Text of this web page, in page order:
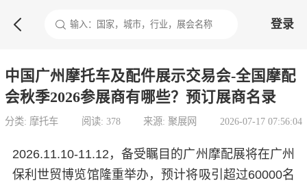
 登录
中国广州摩托车及配件展示交易会-全国摩配
会秋季2026参展商有哪些？预订展商名录
分类: 摩托车 阅读: 378 来源: 聚展网 2026-07-17 07:56:04
2026.11.10-11.12，备受瞩目的广州摩配展将在广州
保利世贸博览馆隆重举办，预计将吸引超过60000名